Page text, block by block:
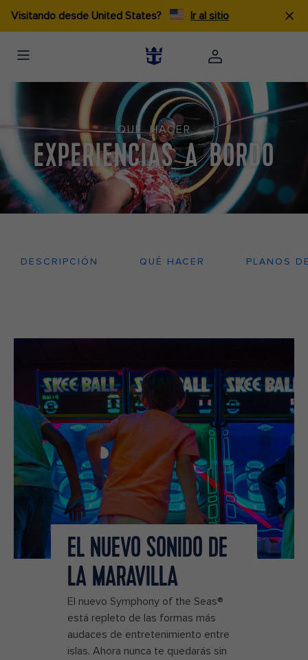
Visitando desde United States? Ir al sitio
QUÉ HACER
EXPERIENCIAS A BORDO
DESCRIPCIÓN QUÉ HACER PLANOS
EL NUEVO SONIDO DE
LA MARAVILLA
El nuevo Symphony of the Seas®
está repleto de las formas más
audaces de entretenimiento entre
islas. Ahora nunca te quedarás sin